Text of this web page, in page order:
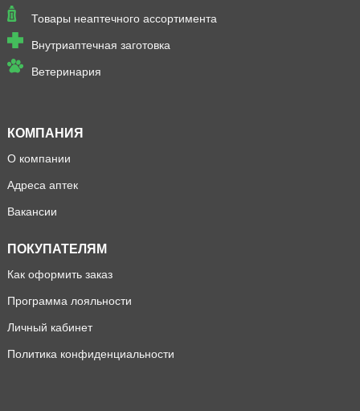
Товары неаптечного ассортимента
Внутриаптечная заготовка
Ветеринария
КОМПАНИЯ
О компании
Адреса аптек
Вакансии
ПОКУПАТЕЛЯМ
Как оформить заказ
Программа лояльности
Личный кабинет
Политика конфиденциальности